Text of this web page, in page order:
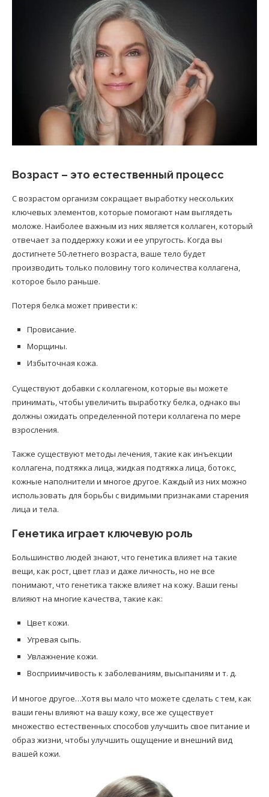
Возраст – это естественный процесс
С возрастом организм сокращает выработку нескольких
ключевых элементов, которые помогают нам выглядеть
моложе. Наиболее важным из них является коллаген, который
отвечает за поддержку кожи и ее упругость. Когда вы
достигнете 50-летнего возраста, ваше тело будет
производить только половину того количества коллагена,
которое было раньше.
Потеря белка может привести к:
Провисание.
Морщины.
Избыточная кожа.
Существуют добавки с коллагеном, которые вы можете
принимать, чтобы увеличить выработку белка, однако вы
должны ожидать определенной потери коллагена по мере
взросления.
Также существуют методы лечения, такие как инъекции
коллагена, подтяжка лица, жидкая подтяжка лица, ботокс,
кожные наполнители и многое другое. Каждый из них можно
использовать для борьбы с видимыми признаками старения
лица и тела.
Генетика играет ключевую роль
Большинство людей знают, что генетика влияет на такие
вещи, как рост, цвет глаз и даже личность, но не все
понимают, что генетика также влияет на кожу. Ваши гены
влияют на многие качества, такие как:
Цвет кожи.
Угревая сыпь.
Увлажнение кожи.
Восприимчивость к заболеваниям, высыпаниям и т. д.
И многое другое…Хотя вы мало что можете сделать с тем, как
ваши гены влияют на вашу кожу, все же существует
множество естественных способов улучшить свое питание и
образ жизни, чтобы улучшить ощущение и внешний вид
вашей кожи.